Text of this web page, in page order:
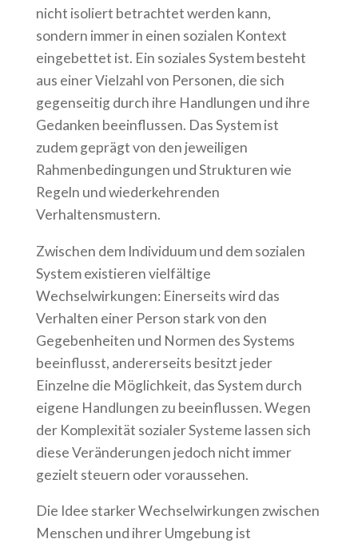
nicht isoliert betrachtet werden kann,
sondern immer in einen sozialen Kontext
eingebettet ist. Ein soziales System besteht
aus einer Vielzahl von Personen, die sich
gegenseitig durch ihre Handlungen und ihre
Gedanken beeinflussen. Das System ist
zudem geprägt von den jeweiligen
Rahmenbedingungen und Strukturen wie
Regeln und wiederkehrenden
Verhaltensmustern.
Zwischen dem Individuum und dem sozialen
System existieren vielfältige
Wechselwirkungen: Einerseits wird das
Verhalten einer Person stark von den
Gegebenheiten und Normen des Systems
beeinflusst, andererseits besitzt jeder
Einzelne die Möglichkeit, das System durch
eigene Handlungen zu beeinflussen. Wegen
der Komplexität sozialer Systeme lassen sich
diese Veränderungen jedoch nicht immer
gezielt steuern oder voraussehen.
Die Idee starker Wechselwirkungen zwischen
Menschen und ihrer Umgebung ist